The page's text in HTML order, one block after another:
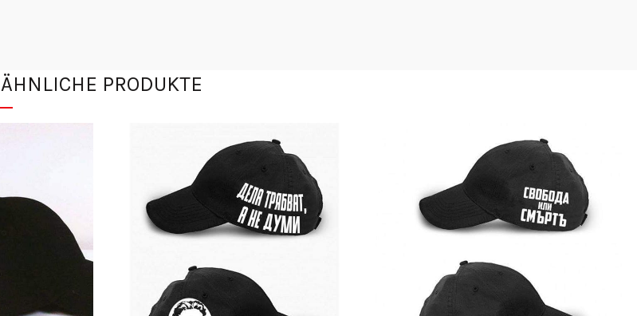
ÄHNLICHE PRODUKTE